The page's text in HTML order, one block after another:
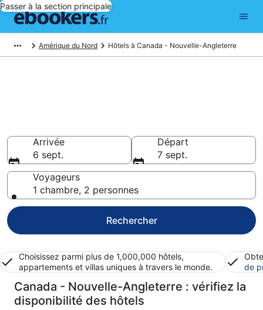
Passer à la section principale
Amérique du Nord Hôtels à Canada - Nouvelle-Angleterre
Arrivée
6 sept.
Départ
7 sept.
Voyageurs
1 chambre, 2 personnes
Rechercher
Choisissez parmi plus de 1,000,000 hôtels,
appartements et villas uniques à travers le monde.
de
Canada - Nouvelle-Angleterre : vérifiez la
disponibilité des hôtels